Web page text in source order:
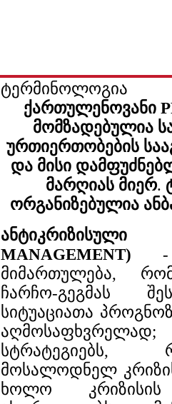
ტერმინოლოგია
ქართულენოვანი
მომზადებულია
ურთიერთობების
და მისი
მარღიას მიერ.
ორგანიზებულია
MANAGEMENT) -
მიმართულება,
ჩარჩო-გეგმას
სიტუაციათა
მოსალოდნელ
ხოლო